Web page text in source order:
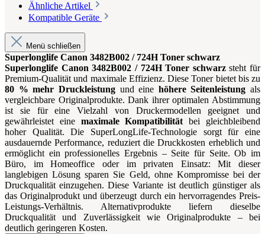
Ähnliche Artikel
Kompatible Geräte
Menü schließen
Superlonglife Canon 3482B002 / 724H Toner schwarz
Superlonglife Canon 3482B002 / 724H Toner schwarzsteht für
Premium-Qualität und maximale Effizienz. Diese Toner bietet bis zu
80 % mehr Druckleistungund eine höhere Seitenleistung als
vergleichbare Originalprodukte. Dank ihrer optimalen Abstimmung
ist sie für eine Vielzahl von Druckermodellen geeignet und
gewährleistet eine maximale Kompatibilitätbei gleichbleibend
hoher Qualität. Die SuperLongLife-Technologie sorgt für eine
ausdauernde Performance, reduziert die Druckkosten erheblich und
ermöglicht ein professionelles Ergebnis – Seite für Seite. Ob im
Büro, im Homeoffice oder im privaten Einsatz: Mit dieser
langlebigen Lösung sparen Sie Geld, ohne Kompromisse bei der
Druckqualität einzugehen. Diese Variante ist deutlich günstiger als
das Originalprodukt und überzeugt durch ein hervorragendes Preis-
Leistungs-Verhältnis. Alternativprodukte liefern dieselbe
Druckqualität und Zuverlässigkeit wie Originalprodukte – bei
deutlich geringeren Kosten.